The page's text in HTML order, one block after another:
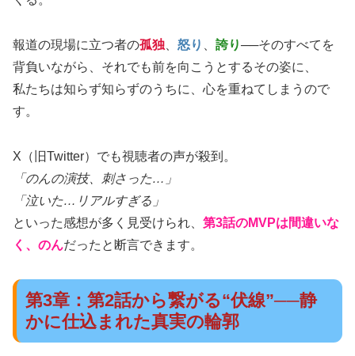
報道の現場に立つ者の孤独 怒り 誇り──そのすべてを
背負いながら、それでも前を向こうとするその姿に、
私たちは知らず知らずのうちに、心を重ねてしまうので
す。
X（旧Twitter）でも視聴者の声が殺到。
「のんの演技、刺さった…」
「泣いた…リアルすぎる」
といった感想が多く見受けられ、 第3話のMVPは間違いな
く、のんだったと断言できます。
第3章：第2話から繋がる“伏線”──静
かに仕込まれた真実の輪郭